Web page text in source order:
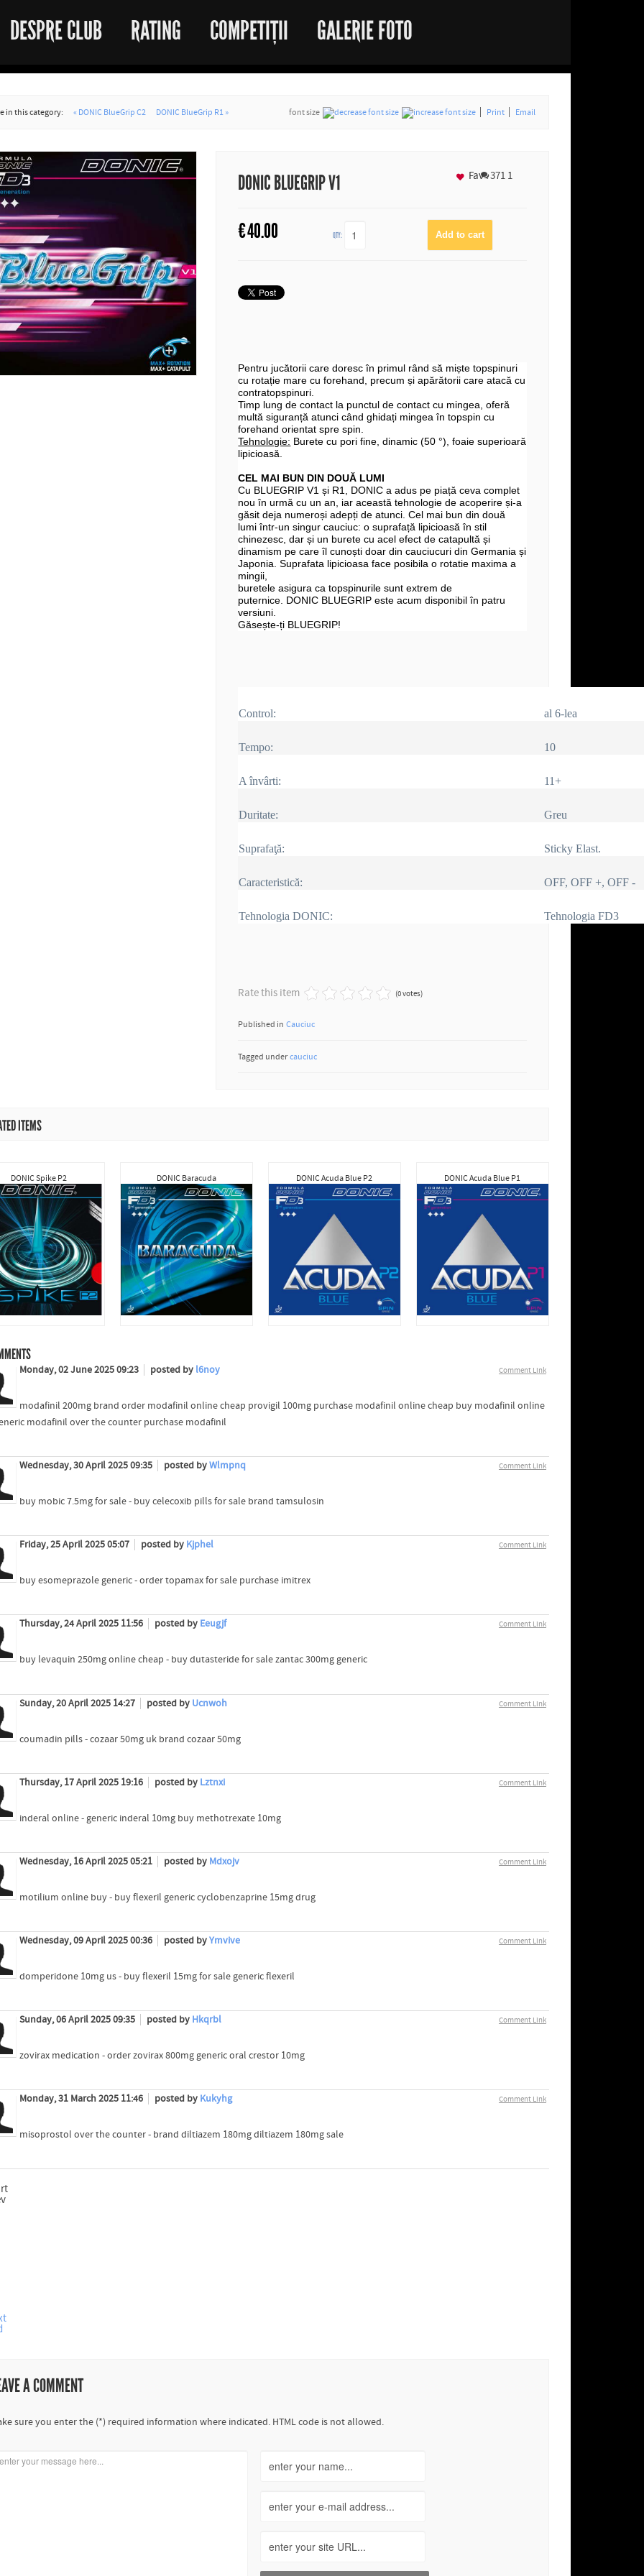
DESPRE CLUB RATING COMPETIȚII GALERIE FOTO
in this category: « DONIC BlueGrip C2 DONIC BlueGrip R1 » font size Print Email
DONIC BLUEGRIP V1 3711
€40.00 QTY:
Fav
Pentru jucătorii care doresc în primul rând să miște topspinuri
cu rotație mare cu forehand, precum și apărătorii care atacă cu
contratopspinuri.
Timp lung de contact la punctul de contact cu mingea, oferă
multă siguranță atunci când ghidați mingea în topspin cu
forehand orientat spre spin.
Tehnologie: Burete cu pori fine, dinamic (50 °), foaie superioară
lipicioasă.
CEL MAI BUN DIN DOUĂ LUMI
Cu BLUEGRIP V1 și R1, DONIC a adus pe piață ceva complet
nou în urmă cu un an, iar această tehnologie de acoperire și-a
găsit deja numeroși adepți de atunci. Cel mai bun din două
lumi într-un singur cauciuc: o suprafață lipicioasă în stil
chinezesc, dar și un burete cu acel efect de catapultă și
dinamism pe care îl cunoști doar din cauciucuri din Germania și
Japonia. Suprafata lipicioasa face posibila o rotatie maxima a
mingii,
buretele asigura ca topspinurile sunt extrem de
puternice. DONIC BLUEGRIP este acum disponibil în patru
versiuni.
Găsește-ți BLUEGRIP!
Control: al 6-lea
Tempo: 10
A învârti: 11+
Duritate: Greu
Suprafaţă: Sticky Elast.
Caracteristică: OFF, OFF +, OFF -
Tehnologia DONIC: Tehnologia FD3
Rate this item (0 votes)
Published in Cauciuc
Tagged under cauciuc
ITEMS
DONIC Spike P2 DONIC Baracuda DONIC Acuda Blue P2 DONIC Acuda Blue P1
Comment Link
Monday, 02 June 2025 09:23 posted by l6noy
modafinil 200mg brand order modafinil online cheap provigil 100mg purchase modafinil online cheap buy modafinil online
modafinil over the counter purchase modafinil
Comment Link
Wednesday, 30 April 2025 09:35 posted byWlmpnq
buy mobic 7.5mg for sale - buy celecoxib pills for sale brand tamsulosin
Comment Link
Friday, 25 April 2025 05:07 posted by Kjphel
buy esomeprazole generic - order topamax for sale purchase imitrex
Comment Link
Thursday, 24 April 2025 11:56 posted by Eeugjf
buy levaquin 250mg online cheap - buy dutasteride for sale zantac 300mg generic
Comment Link
Sunday, 20 April 2025 14:27 posted by Ucnwoh
coumadin pills - cozaar 50mg uk brand cozaar 50mg
Comment Link
Thursday, 17 April 2025 19:16 posted by Lztnxi
inderal online - generic inderal 10mg buy methotrexate 10mg
Comment Link
Wednesday, 16 April 2025 05:21 posted by Mdxojv
motilium online buy - buy flexeril generic cyclobenzaprine 15mg drug
Comment Link
Wednesday, 09 April 2025 00:36 posted byYmvive
domperidone 10mg us - buy flexeril 15mg for sale generic flexeril
Comment Link
Sunday, 06 April 2025 09:35 posted by Hkqrbl
zovirax medication - order zovirax 800mg generic oral crestor 10mg
Comment Link
Monday, 31 March 2025 11:46 posted by Kukyhg
misoprostol over the counter - brand diltiazem 180mg diltiazem 180mg sale
A COMMENT
sure you enter the (*) required information where indicated. HTML code is not allowed.